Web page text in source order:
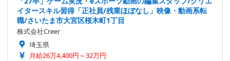
イタースキル習得「正社員/残業ほぼなし」映像・動画系転
職/さいたま市大宮区桜木町1丁目
株式会社Creer
埼玉県
月給26万4,400円～32万円